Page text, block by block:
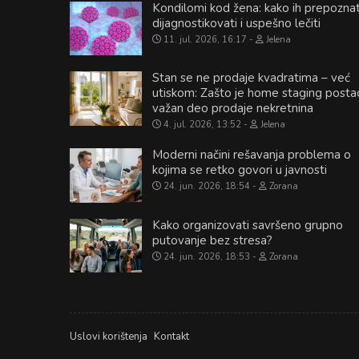
Kondilomi kod žena: kako ih
dijagnostikovati i uspešno lečiti
11. jul. 2026, 16:17 Jelena
Stan se ne prodaje kvadratima – već
utiskom: Zašto je home staging
važan deo prodaje nekretnina
4. jul. 2026, 13:52 Jelena
Moderni načini rešavanja problema o
kojima se retko govori u javnosti
24. jun. 2026, 18:54 Zorana
Kako organizovati savršeno grupno
putovanje bez stresa?
24. jun. 2026, 18:53 Zorana
Uslovi korištenja Kontakt